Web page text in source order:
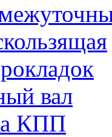
вал
КПП